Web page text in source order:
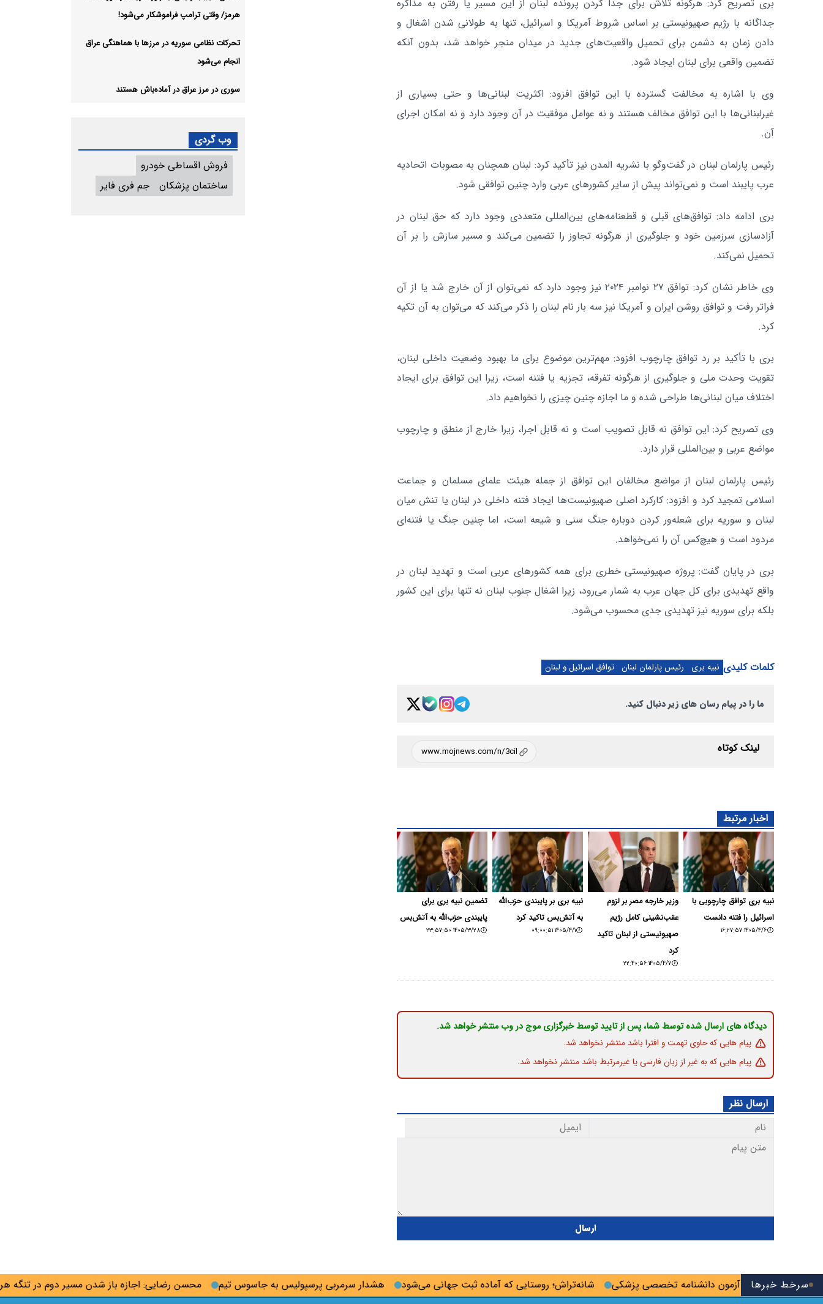
سرخط خبرها محسن رضایی: اجازه باز شدن مسیر دوم در تنگه هرمز را هشدار سرمربی پرسپولیس به جاسوس تیم شانه‌تراش؛ روستایی که آماده ثبت جهانی می‌شود فرصت ثبت‌نام آزمون دانشنامه تخصصی پزشکی
بری تصریح کرد: هرگونه تلاش برای جدا کردن پرونده لبنان از این مسیر یا رفتن به مذاکره
جداگانه با رژیم صهیونیستی بر اساس شروط آمریکا و اسرائیل، تنها به طولانی شدن اشغال و
دادن زمان به دشمن برای تحمیل واقعیت‌های جدید در میدان منجر خواهد شد، بدون آنکه
تضمین واقعی برای لبنان ایجاد شود.
وی با اشاره به مخالفت گسترده با این توافق افزود: اکثریت لبنانی‌ها و حتی بسیاری از
غیرلبنانی‌ها با این توافق مخالف هستند و نه عوامل موفقیت در آن وجود دارد و نه امکان اجرای
آن.
رئیس پارلمان لبنان در گفت‌وگو با نشریه المدن نیز تأکید کرد: لبنان همچنان به مصوبات اتحادیه
عرب پایبند است و نمی‌تواند پیش از سایر کشورهای عربی وارد چنین توافقی شود.
بری ادامه داد: توافق‌های قبلی و قطعنامه‌های بین‌المللی متعددی وجود دارد که حق لبنان در
آزادسازی سرزمین خود و جلوگیری از هرگونه تجاوز را تضمین می‌کند و مسیر سازش را بر آن
تحمیل نمی‌کند.
وی خاطر نشان کرد: توافق ۲۷ نوامبر ۲۰۲۴ نیز وجود دارد که نمی‌توان از آن خارج شد یا از آن
فراتر رفت و توافق روشن ایران و آمریکا نیز سه بار نام لبنان را ذکر می‌کند که می‌توان به آن تکیه
کرد.
بری با تأکید بر رد توافق چارچوب افزود: مهم‌ترین موضوع برای ما بهبود وضعیت داخلی لبنان،
تقویت وحدت ملی و جلوگیری از هرگونه تفرقه، تجزیه یا فتنه است، زیرا این توافق برای ایجاد
اختلاف میان لبنانی‌ها طراحی شده و ما اجازه چنین چیزی را نخواهیم داد.
وی تصریح کرد: این توافق نه قابل تصویب است و نه قابل اجرا، زیرا خارج از منطق و چارچوب
مواضع عربی و بین‌المللی قرار دارد.
رئیس پارلمان لبنان از مواضع مخالفان این توافق از جمله هیئت علمای مسلمان و جماعت
اسلامی تمجید کرد و افزود: کارکرد اصلی صهیونیست‌ها ایجاد فتنه داخلی در لبنان یا تنش میان
لبنان و سوریه برای شعله‌ور کردن دوباره جنگ سنی و شیعه است، اما چنین جنگ یا فتنه‌ای
مردود است و هیچ‌کس آن را نمی‌خواهد.
بری در پایان گفت: پروژه صهیونیستی خطری برای همه کشورهای عربی است و تهدید لبنان در
واقع تهدیدی برای کل جهان عرب به شمار می‌رود، زیرا اشغال جنوب لبنان نه تنها برای این کشور
بلکه برای سوریه نیز تهدیدی جدی محسوب می‌شود.
کلمات کلیدی نبیه بری رئیس پارلمان لبنان توافق اسرائیل و لبنان
ما را در پیام رسان های زیر دنبال کنید.
لینک کوتاه
اخبار مرتبط
نبیه بری توافق چارچوبی با
اسرائیل را فتنه دانست
۱۴۰۵/۴/۶ ۱۶:۲۷:۵۷
وزیر خارجه مصر بر لزوم
عقب‌نشینی کامل رژیم
صهیونیستی از لبنان تاکید
کرد
۱۴۰۵/۴/۷ ۲۲:۴۰:۵۶
نبیه بری بر پایبندی حزب‌الله
به آتش‌بس تاکید کرد
۱۴۰۵/۴/۱ ۰۹:۰۰:۵۱
تضمین نبیه بری برای
پایبندی حزب‌الله به آتش‌بس
۱۴۰۵/۳/۲۸ ۲۳:۵۷:۵۰
دیدگاه های ارسال شده توسط شما، پس از تایید توسط خبرگزاری موج در وب منتشر خواهد شد.
پیام هایی که حاوی تهمت و افترا باشد منتشر نخواهد شد.
پیام هایی که به غیر از زبان فارسی یا غیرمرتبط باشد منتشر نخواهد شد.
ارسال نظر
ارسال
هرمز/ وقتی ترامپ فراموشکار می‌شود!
تحرکات نظامی سوریه در مرزها با هماهنگی عراق
انجام می‌شود
سوری در مرز عراق در آماده‌باش هستند
وب گردی
فروش اقساطی خودرو
ساختمان پزشکان
جم فری فایر